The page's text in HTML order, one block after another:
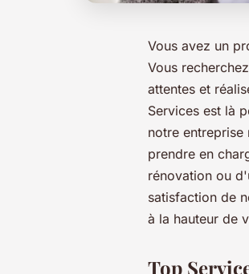
Vous avez un
Vous
attentes et
Services est là
notre
prendre en
rénovation ou
satisfaction de
à la hauteur de
Top